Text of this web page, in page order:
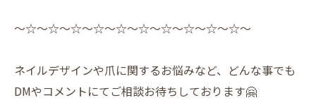
〜☆〜☆〜☆〜☆〜☆〜☆〜☆〜☆〜☆〜☆〜
ネイルデザインや爪に関するお悩みなど、どんな事でも
DMやコメントにてご相談お待ちしております🤗